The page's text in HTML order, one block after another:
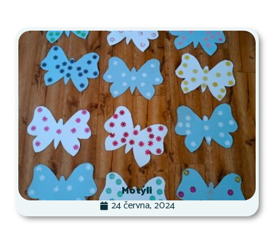
Motýli
24 června, 2024